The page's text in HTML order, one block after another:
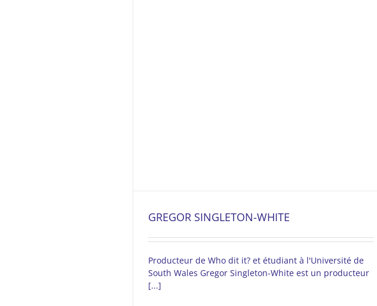
GREGOR SINGLETON-WHITE
Producteur de Who dit it? et étudiant à l'Université de
South Wales Gregor Singleton-White est un producteur
[...]